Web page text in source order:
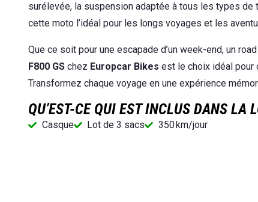
surélevée, la suspension adaptée à tous les types
cette moto l’idéal pour les longs voyages et les
Que ce soit pour une escapade d’un week-end, un
F800 GS chez Europcar Bikes est le choix idéal pour
Transformez chaque voyage en une expérience
QU’EST-CE QUI EST INCLUS DANS LA
Casque Lot de 3 sacs 350 km/jour